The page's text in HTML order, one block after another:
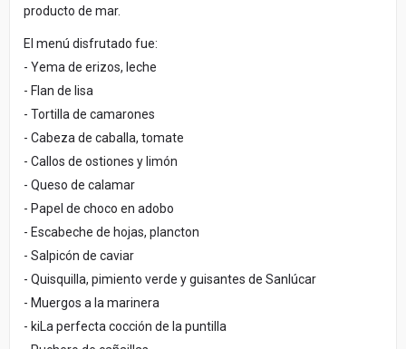
producto de mar.
El menú disfrutado fue:
- Yema de erizos, leche
- Flan de lisa
- Tortilla de camarones
- Cabeza de caballa, tomate
- Callos de ostiones y limón
- Queso de calamar
- Papel de choco en adobo
- Escabeche de hojas, plancton
- Salpicón de caviar
- Quisquilla, pimiento verde y guisantes de Sanlúcar
- Muergos a la marinera
- kiLa perfecta cocción de la puntilla